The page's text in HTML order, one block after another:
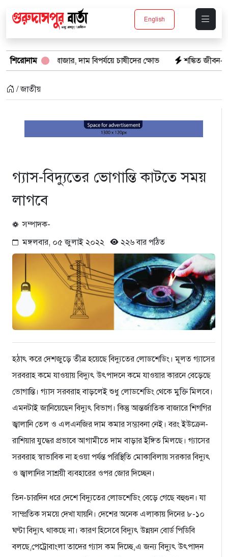
English
শিরোনাম
বাজার, দাম বিপর্যয়ে চাষীদের ক্ষোভ শঙ্কিত জীবন-অনিরাপদ ব্যবসা
/ জাতীয়
গ্যাস-বিদ্যুতের ভোগান্তি কাটতে সময়
লাগবে
সম্পাদক-
মঙ্গলবার, ০৫ জুলাই ২০২২
২২৬ বার পঠিত
হঠাৎ করে দেশজুড়ে তীব্র হয়েছে বিদ্যুতের লোডশেডিং। মূলত গ্যাসের
সরবরাহ কমে যাওয়ায় বিদ্যুৎ উৎপাদনে কমে যাওয়ার কারনে বেড়েছে
ভোগান্তি। গ্যাস সরবরাহ বাড়লেই শুধু লোডশেডিং থেকে মুক্তি মিলবে।
এমনটাই জানিয়েছেন বিদ্যুৎ বিভাগ। কিন্তু আন্তর্জাতিক বাজারে শিগগির
জ্বালানি তেল ও এলএনজির দাম কমার সম্ভাবনা নেই। বরং ইউক্রেন-
রাশিয়ার যুদ্ধের প্রভাবে আগামীতে দাম বাড়ার ইঙ্গিত মিলছে। গ্যাসের
সরবরাহ স্বাভাবিক না হওয়া পর্যন্ত পরিস্থিতি মোকাবিলায় সরকার বিদ্যুৎ
ও জ্বালানির সাশ্রয়ী ব্যবহারের ওপর জোর দিচ্ছেন।
তিন-চারদিন ধরে দেশে বিদ্যুতের লোডশেডিং বেড়ে গেছে বহুগুন। যা
সাম্প্রতিক সময়ে দেখা যায়নি। দেশের অনেক এলাকায় দিনের ৮-১০
ঘণ্টা বিদ্যুৎ থাকছে না। কারণ হিসেবে বিদ্যুৎ উন্নয়ন বোর্ড পিডিবি
বলছে,পেট্রোবাংলা তাদের গ্যাস কম দিচ্ছে,এ জন্য বিদ্যুৎ উৎপাদন